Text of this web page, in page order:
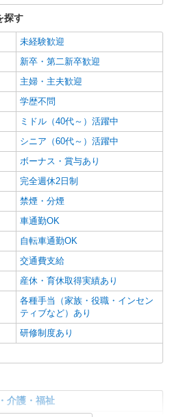
探す
未経験歓迎
新卒・第二新卒歓迎
主婦・主夫歓迎
学歴不問
ミドル（40代～）活躍中
シニア（60代～）活躍中
ボーナス・賞与あり
完全週休2日制
禁煙・分煙
車通勤OK
自転車通勤OK
交通費支給
産休・育休取得実績あり
各種手当（家族・役職・インセン
ティブなど）あり
研修制度あり
介護・福祉